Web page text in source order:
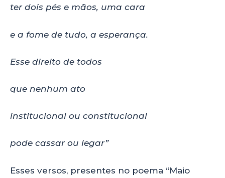
ter dois pés e mãos, uma cara
e a fome de tudo, a esperança.
Esse direito de todos
que nenhum ato
institucional ou constitucional
pode cassar ou legar”
Esses versos, presentes no poema “Maio